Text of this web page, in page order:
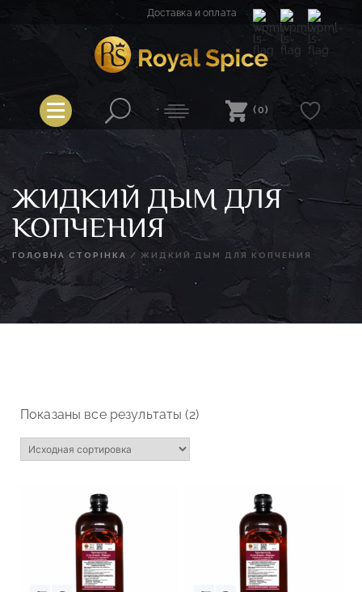
Доставка и оплата
Royal Spice
(0)
ЖИДКИЙ ДЫМ ДЛЯ
КОПЧЕНИЯ
ГОЛОВНА СТОРІНКА / ЖИДКИЙ ДЫМ ДЛЯ КОПЧЕНИЯ
Показаны все результаты (2)